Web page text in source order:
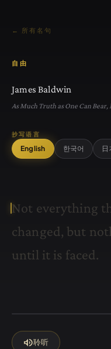
← 所有名句
自由
James Baldwin
As Much Truth as One Can Bear,
抄写语言
English 한국어 日
Not everything t
changed, but not
until it is faced.
volume_up聆听